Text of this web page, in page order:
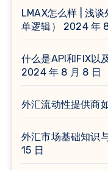
LMAX怎么样 | 浅
单逻辑）
2024 年
什么是API和FIX以
2024 年 8 月 8 日
外汇流动性提供商
外汇市场基础知识
15 日